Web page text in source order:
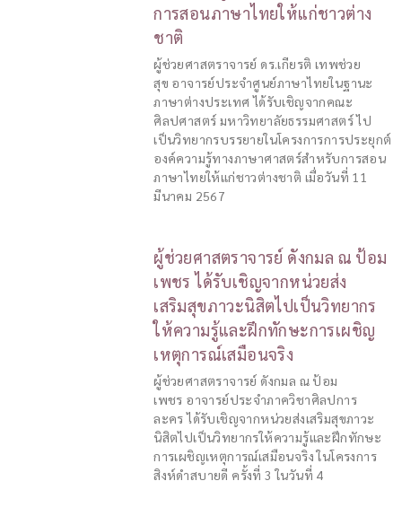
การสอนภาษาไทยให้แก่ชาวต่าง
ชาติ
ผู้ช่วยศาสตราจารย์ ดร.เกียรติ เทพช่วย
สุข อาจารย์ประจำศูนย์ภาษาไทยในฐานะ
ภาษาต่างประเทศ ได้รับเชิญจากคณะ
ศิลปศาสตร์ มหาวิทยาลัยธรรมศาสตร์ ไป
เป็นวิทยากรบรรยายในโครงการการประยุกต์
องค์ความรู้ทางภาษาศาสตร์สำหรับการสอน
ภาษาไทยให้แก่ชาวต่างชาติ เมื่อวันที่ 11
มีนาคม 2567
ผู้ช่วยศาสตราจารย์ ดังกมล ณ ป้อม
เพชร ได้รับเชิญจากหน่วยส่ง
เสริมสุขภาวะนิสิตไปเป็นวิทยากร
ให้ความรู้และฝึกทักษะการเผชิญ
เหตุการณ์เสมือนจริง
ผู้ช่วยศาสตราจารย์ ดังกมล ณ ป้อม
เพชร อาจารย์ประจำภาควิชาศิลปการ
ละคร ได้รับเชิญจากหน่วยส่งเสริมสุขภาวะ
นิสิตไปเป็นวิทยากรให้ความรู้และฝึกทักษะ
การเผชิญเหตุการณ์เสมือนจริง ในโครงการ
สิงห์ดำสบายดี ครั้งที่ 3 ในวันที่ 4